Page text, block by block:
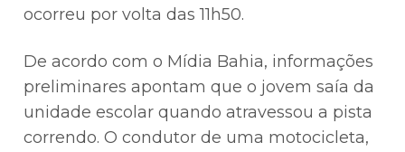
ocorreu por volta das 11h50.
De acordo com o Mídia Bahia, informações
preliminares apontam que o jovem saía da
unidade escolar quando atravessou a pista
correndo. O condutor de uma motocicleta,